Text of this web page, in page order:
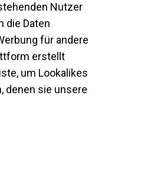
Nutzer
die Daten
für andere
erstellt
um Lookalikes
denen sie unsere